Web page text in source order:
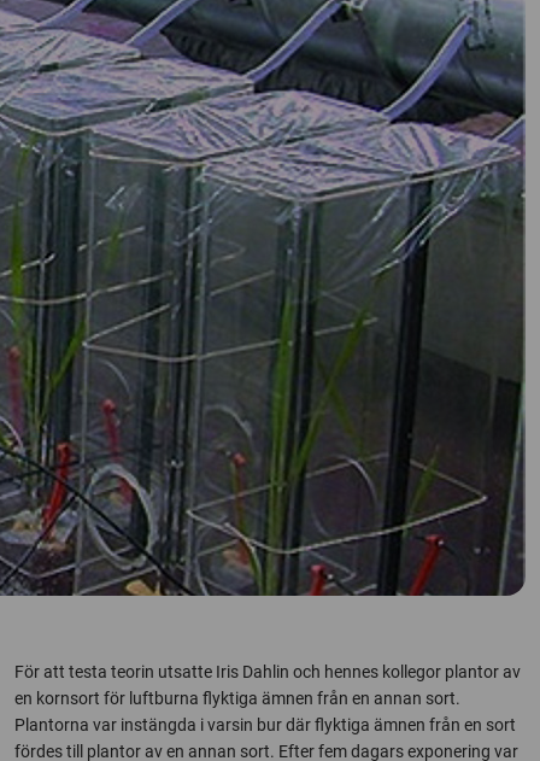
För att testa teorin utsatte Iris Dahlin och hennes kollegor plantor av
en kornsort för luftburna flyktiga ämnen från en annan sort.
Plantorna var instängda i varsin bur där flyktiga ämnen från en sort
fördes till plantor av en annan sort. Efter fem dagars exponering var